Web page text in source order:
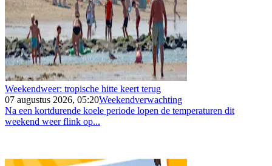
Weekendweer: tropische hitte keert terug
07 augustus 2026, 05:20Weekendverwachting
Na een kortdurende koele periode lopen de temperaturen dit
weekend weer flink op...